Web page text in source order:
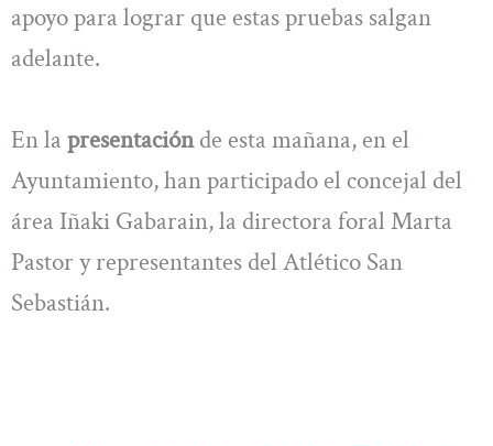
apoyo para lograr que estas pruebas salgan
adelante.
En la presentaciónde esta mañana, en el
Ayuntamiento, han participado el concejal del
área Iñaki Gabarain, la directora foral Marta
Pastor y representantes del Atlético San
Sebastián.